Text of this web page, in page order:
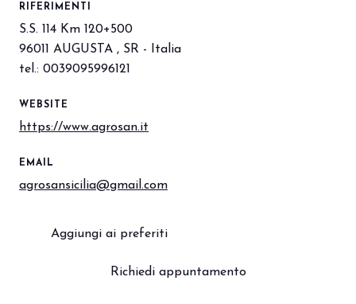
PRENOTA IL TUO STAND
person
A cura di:
RIFERIMENTI
S.S. 114 Km 120+500
96011 AUGUSTA , SR - Italia
tel.: 0039095996121
WEBSITE
https://www.agrosan.it
EMAIL
agrosansicilia@gmail.com
Aggiungi ai preferiti
Richiedi appuntamento